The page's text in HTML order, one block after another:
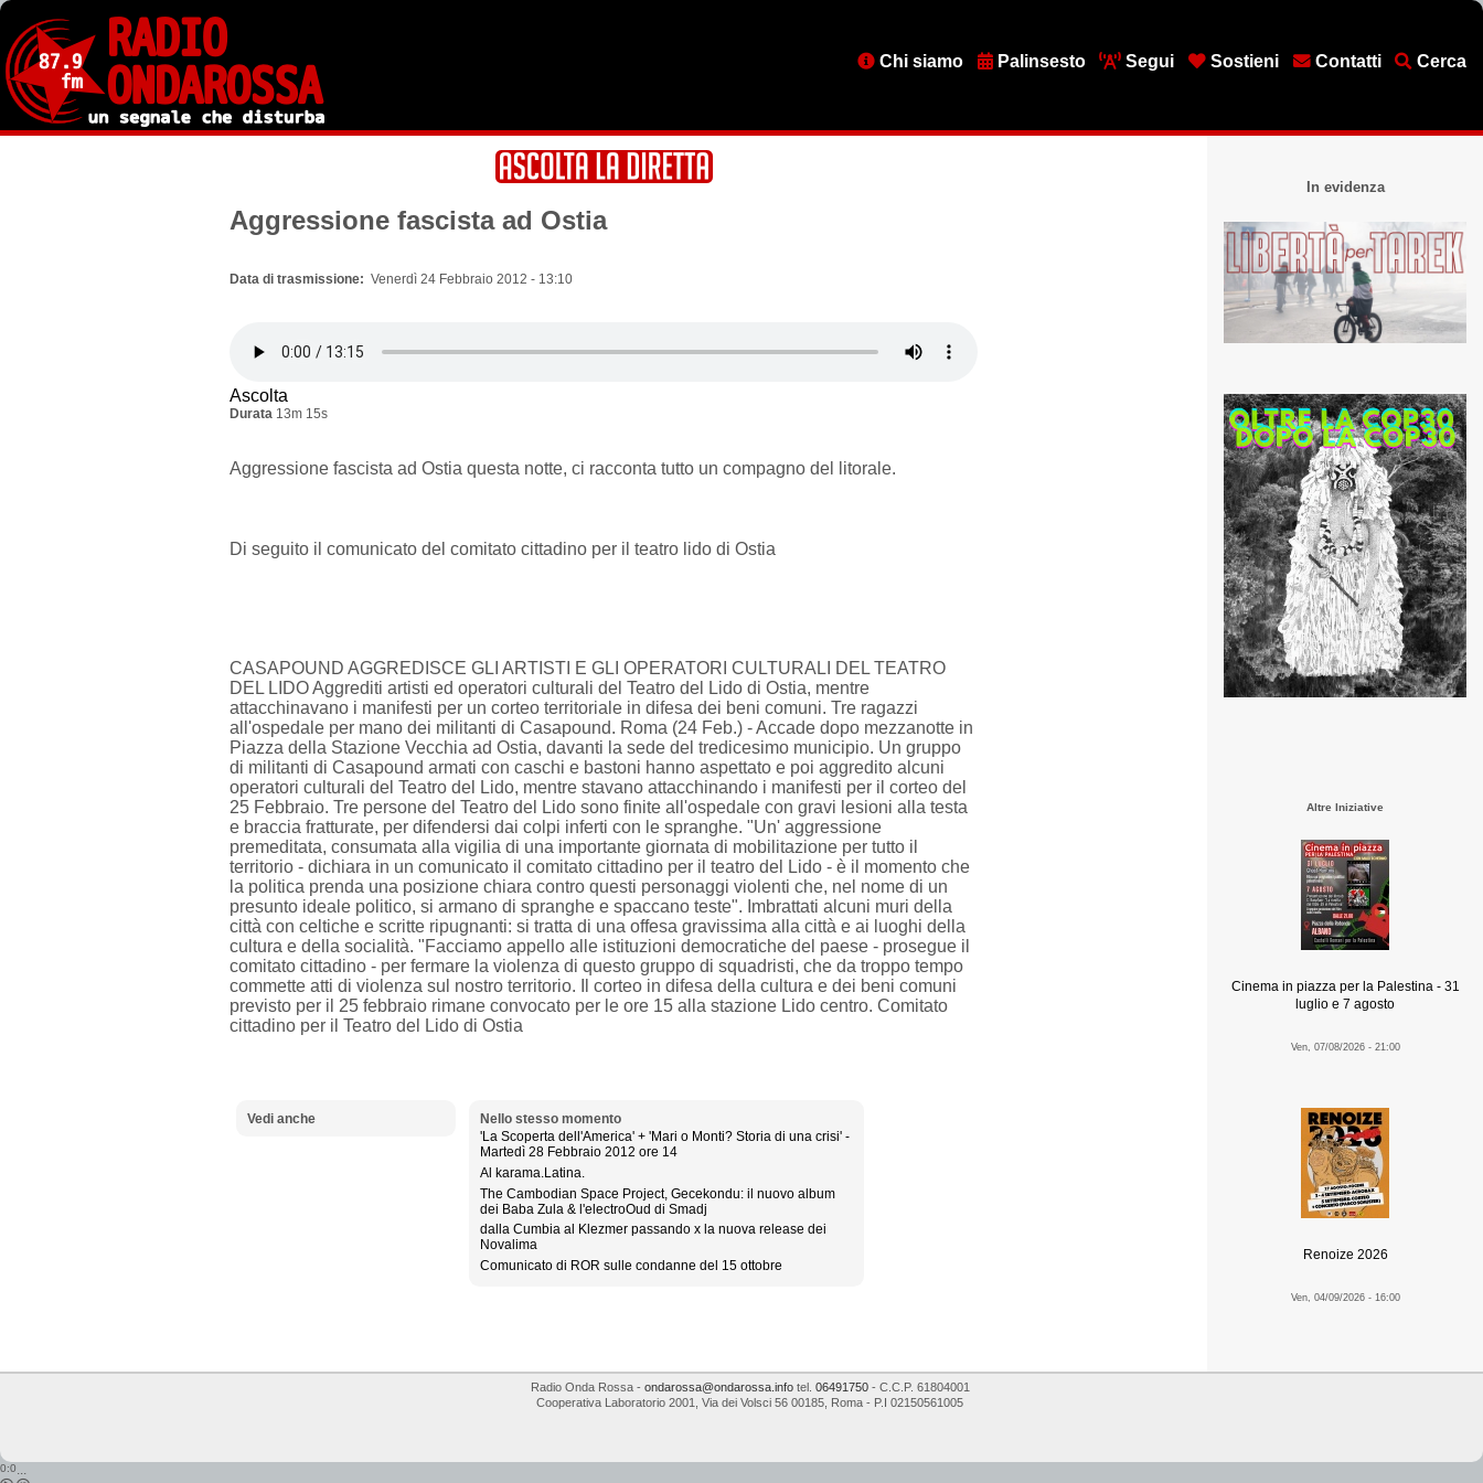
Salta
contenuto
principale
MenuChi siamo Palinsesto Segui Sostieni Contatti Cerca
Aggressione fascista ad Ostia
Data di trasmissione Venerdì 24 Febbraio 2012 - 13:10
Ascolta
Durata 13m 15s
Aggressione fascista ad Ostia questa notte, ci racconta tutto un compagno del litorale.
Di seguito il comunicato del comitato cittadino per il teatro lido di Ostia
CASAPOUND AGGREDISCE GLI ARTISTI E GLI OPERATORI CULTURALI DEL TEATRO
DEL LIDO Aggrediti artisti ed operatori culturali del Teatro del Lido di Ostia, mentre
attacchinavano i manifesti per un corteo territoriale in difesa dei beni comuni. Tre ragazzi
all'ospedale per mano dei militanti di Casapound. Roma (24 Feb.) - Accade dopo mezzanotte in
Piazza della Stazione Vecchia ad Ostia, davanti la sede del tredicesimo municipio. Un gruppo
di militanti di Casapound armati con caschi e bastoni hanno aspettato e poi aggredito alcuni
operatori culturali del Teatro del Lido, mentre stavano attacchinando i manifesti per il corteo del
25 Febbraio. Tre persone del Teatro del Lido sono finite all'ospedale con gravi lesioni alla testa
e braccia fratturate, per difendersi dai colpi inferti con le spranghe. "Un' aggressione
premeditata, consumata alla vigilia di una importante giornata di mobilitazione per tutto il
territorio - dichiara in un comunicato il comitato cittadino per il teatro del Lido - è il momento che
la politica prenda una posizione chiara contro questi personaggi violenti che, nel nome di un
presunto ideale politico, si armano di spranghe e spaccano teste". Imbrattati alcuni muri della
città con celtiche e scritte ripugnanti: si tratta di una offesa gravissima alla città e ai luoghi della
cultura e della socialità. "Facciamo appello alle istituzioni democratiche del paese - prosegue il
comitato cittadino - per fermare la violenza di questo gruppo di squadristi, che da troppo tempo
commette atti di violenza sul nostro territorio. Il corteo in difesa della cultura e dei beni comuni
previsto per il 25 febbraio rimane convocato per le ore 15 alla stazione Lido centro. Comitato
cittadino per il Teatro del Lido di Ostia
Vedi anche
Nello stesso momento
'La Scoperta dell'America' + 'Mari o Monti? Storia di una crisi' -
Martedì 28 Febbraio 2012 ore 14
Al karama.Latina.
The Cambodian Space Project, Gecekondu: il nuovo album
dei Baba Zula & l'electroOud di Smadj
dalla Cumbia al Klezmer passando x la nuova release dei
Novalima
Comunicato di ROR sulle condanne del 15 ottobre
In evidenza
Altre Iniziative
Cinema in piazza per la Palestina - 31
luglio e 7 agosto
Ven, 07/08/2026 - 21:00
Renoize 2026
Ven, 04/09/2026 - 16:00
Radio Onda Rossa- ondarossa@ondarossa.infotel. 06491750- C.C.P. 61804001
Cooperativa Laboratorio 2001
Via dei Volsci 56 00185 Roma - P.I 02150561005
0:0...